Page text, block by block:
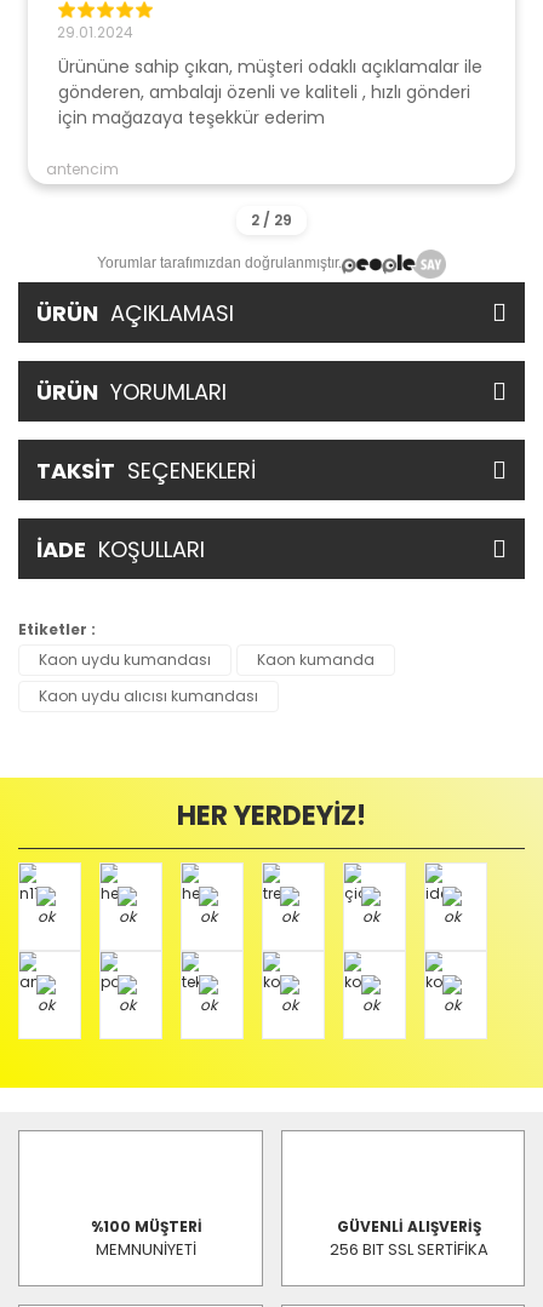
29.01.2024
Ürününe sahip çıkan, müşteri odaklı açıklamalar ile
gönderen, ambalajı özenli ve kaliteli , hızlı gönderi
için mağazaya teşekkür ederim
antencim
Yorumlar tarafımızdan doğrulanmıştır.
ÜRÜN AÇIKLAMASI
ÜRÜN YORUMLARI
TAKSİT SEÇENEKLERİ
İADE KOŞULLARI
Etiketler :
Kaon uydu kumandası
Kaon kumanda
Kaon uydu alıcısı kumandası
HER YERDEYİZ!
%100 MÜŞTERİ
MEMNUNİYETİ
GÜVENLİ ALIŞVERİŞ
256 BIT SSL SERTİFİKA